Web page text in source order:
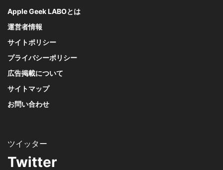
Apple Geek LABOとは
運営者情報
サイトポリシー
プライバシーポリシー
広告掲載について
サイトマップ
お問い合わせ
Twitter